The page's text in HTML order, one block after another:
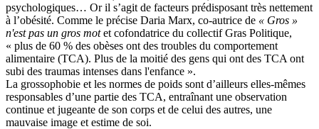
psychologiques… Or il s’agit de facteurs prédisposant très nettement
à l’obésité. Comme le précise Daria Marx, co-autrice de « Gros »
n'est pas un gros motet cofondatrice du collectif Gras Politique,
« plus de 60 % des obèses ont des troubles du comportement
alimentaire (TCA). Plus de la moitié des gens qui ont des TCA ont
subi des traumas intenses dans l'enfance ».
La grossophobie et les normes de poids sont d’ailleurs elles-mêmes
responsables d’une partie des TCA, entraînant une observation
continue et jugeante de son corps et de celui des autres, une
mauvaise image et estime de soi.